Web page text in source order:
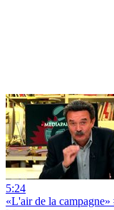
5:24
«L'air de la campagne»